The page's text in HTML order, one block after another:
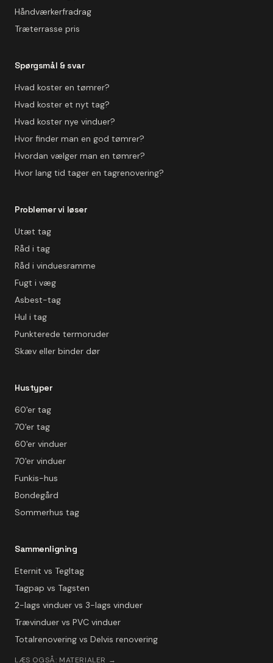
Håndværkerfradrag
Træterrasse pris
Spørgsmål & svar
Hvad koster en tømrer?
Hvad koster et nyt tag?
Hvad koster nye vinduer?
Hvor finder man en god tømrer?
Hvordan vælger man en tømrer?
Hvor lang tid tager en tagrenovering?
Problemer vi løser
Utæt tag
Råd i tag
Råd i vinduesramme
Fugt i væg
Asbest-tag
Hul i tag
Punkterede termoruder
Skæv eller binder dør
Hustyper
60'er tag
70'er tag
60'er vinduer
70'er vinduer
Funkis-hus
Bondegård
Sommerhus tag
Sammenligning
Eternit vs Tegltag
Tagpap vs Tagsten
2-lags vinduer vs 3-lags vinduer
Trævinduer vs PVC vinduer
Totalrenovering vs Delvis renovering
LÆS OGSÅ: MATERIALER →